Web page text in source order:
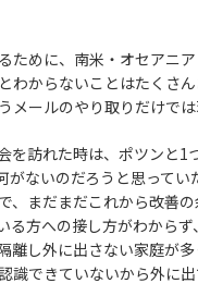
ために、南米・オセアニ
わからないことはたくさ
メールのやり取りだけで
を訪れた時は、ポツンと1
がないのだろうと思って
、まだまだこれから改善
方への接し方がわから
離し外に出さない家庭が
識できていないから外に